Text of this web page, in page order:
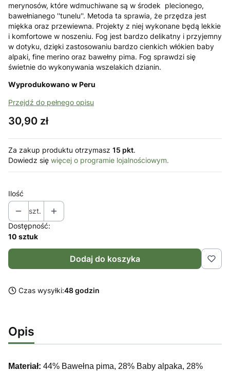
merynosów, które wdmuchiwane są w środek plecionego,
bawełnianego ''tunelu''. Metoda ta sprawia, że przędza jest
miękka oraz przewiewna. Projekty z niej wykonane będą lekkie
i komfortowe w noszeniu. Fog jest bardzo delikatny i przyjemny
w dotyku, dzięki zastosowaniu bardzo cienkich włókien baby
alpaki, fine merino oraz bawełny pima. Fog sprawdzi się
świetnie do wykonywania wszelakich dzianin.
Wyprodukowano w Peru
Przejdź do pełnego opisu
Cena
30,90 zł
Za zakup produktu otrzymasz 15 pkt.
Dowiedz się więcej o programie lojalnościowym.
Ilość
szt.
Dostępność:
10 sztuk
Dodaj do koszyka
Czas wysyłki:48 godzin
Opis
Materiał: 44% Bawełna pima, 28% Baby alpaka, 28%